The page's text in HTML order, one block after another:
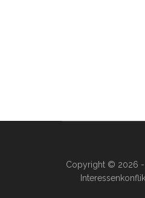
Copyright © 2026 -